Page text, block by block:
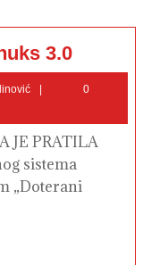
3.0
dobija
Linuks
0
JE PRATILA
sistema
„Doterani